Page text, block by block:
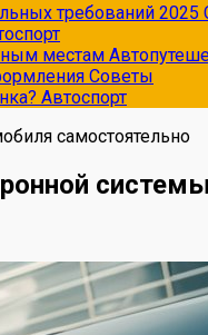
требований 2025
местам
Советы
Автоспорт
самостоятельно